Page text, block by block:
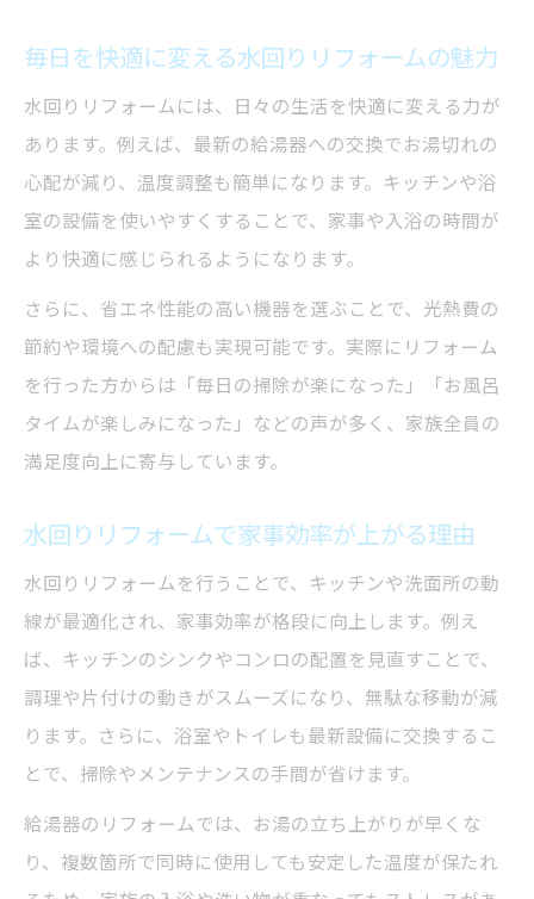
の知識
水回りリフォームと給湯器交換費用の目安
を知る
補助金を活用した賢い水回りリフォーム術
水回りリフォームで補助金を有効活用する
方法
給湯器交換や水回りリフォームで申請でき
る補助金
水回りリフォーム補助金の最新情報と申請
手順
補助金対象となる水回りリフォームのポイ
水回りリフォーム補助金でお得にリフォー
ムするコツ
省エネ給湯器導入でお得な生活を実感する方法
水回りリフォームで省エネ給湯器を導入す
るメリット
水回りリフォームと光熱費削減の具体的な
方法
毎日を快適に変える水回りリフォームの魅力
水回りリフォームには、日々の生活を快適に変える力が
あります。例えば、最新の給湯器への交換でお湯切れの
心配が減り、温度調整も簡単になります。キッチンや浴
室の設備を使いやすくすることで、家事や入浴の時間が
より快適に感じられるようになります。
さらに、省エネ性能の高い機器を選ぶことで、光熱費の
節約や環境への配慮も実現可能です。実際にリフォーム
を行った方からは「毎日の掃除が楽になった」「お風呂
タイムが楽しみになった」などの声が多く、家族全員の
満足度向上に寄与しています。
水回りリフォームで家事効率が上がる理由
水回りリフォームを行うことで、キッチンや洗面所の動
線が最適化され、家事効率が格段に向上します。例え
ば、キッチンのシンクやコンロの配置を見直すことで、
調理や片付けの動きがスムーズになり、無駄な移動が減
ります。さらに、浴室やトイレも最新設備に交換するこ
とで、掃除やメンテナンスの手間が省けます。
給湯器のリフォームでは、お湯の立ち上がりが早くな
り、複数箇所で同時に使用しても安定した温度が保たれ